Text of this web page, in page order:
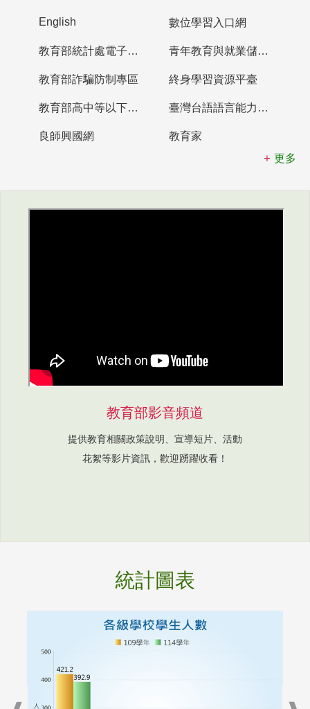
English 數位學習入口網
教育部統計處電子書櫃 青年教育與就業儲蓄帳戶
教育部詐騙防制專區 終身學習資源平臺
教育部高中等以下學校及幼兒園教師資格檢定考試 臺灣台語語言能力認證網站
良師興國網
教育家
更多
教育部影音頻道
提供教育相關政策說明、宣導短片、活動
花絮等影片資訊，歡迎踴躍收看！
統計圖表